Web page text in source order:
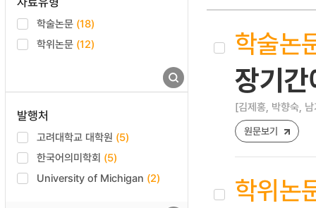
학술논문 (18)
학위논문 (12)
발행처
고려대학교 대학원 (5)
한국어의미학회 (5)
University of Michigan (2)
학술논
장기
[김제홍, 박향숙,
원문보기
학위논